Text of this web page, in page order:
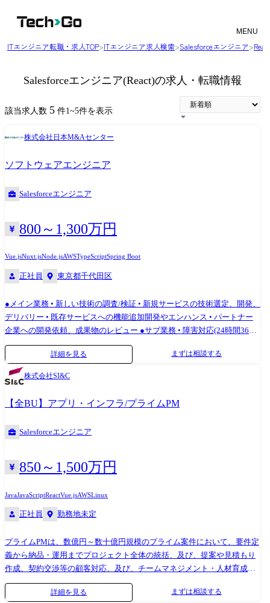
MENU
ITエンジニア転職・求人TOP>ITエンジニア求人検索>Salesforceエンジニア>
Salesforceエンジニア(React)の求人・転職情報
該当求人数 5 件1~5件を表示
株式会社日本M&Aセンター
ソフトウェアエンジニア
Salesforceエンジニア
800～1,300万円
Vue.jsNuxt.jsNode.jsAWSTypeScriptSpring Boot
正社員 東京都千代田区
●メイン業務 • 新しい技術の調査/検証 • 新規サービスの技術選定、開発、
デリバリー • 既存サービスへの機能追加開発やエンハンス • パートナー
企業への開発依頼、成果物のレビュー ●サブ業務 • 障害対応(24時間365
日対応は無し) • サービス安定稼働のための保守業務 ●携わる予定のサー
ビス例 • M&Aマッチング業務支援サービス • 簡易企業評価サービス • デ
ィールマネジメントサービス • ソーシングサポートサービス ●開発環境
Node.js, TypeScript, JavaScript, Vue.js, Nuxt.js, React.js, Java, Spring Boot,
Ruby, Ruby on Rails, AWS
詳細を見る まずは相談する
株式会社SI&C
【全BU】アプリ・インフラ/プライムPM
Salesforceエンジニア
850～1,500万円
JavaJavaScriptReactVue.jsAWSLinux
正社員 勤務地未定
プライムPMは、数億円～数十億円規模のプライム案件において、要件定
義から納品・運用までプロジェクト全体の統括、及び、提案や見積もり
作成、契約交渉等の顧客対応、及び、チームマネジメント・人材育成を
推進するポジションです。 ●具体的な業務 1.プロジェクト全体のマネジ
メント プロジェクト計画の策定(スケジュール・予算・リソース) プロジ
詳細を見る まずは相談する